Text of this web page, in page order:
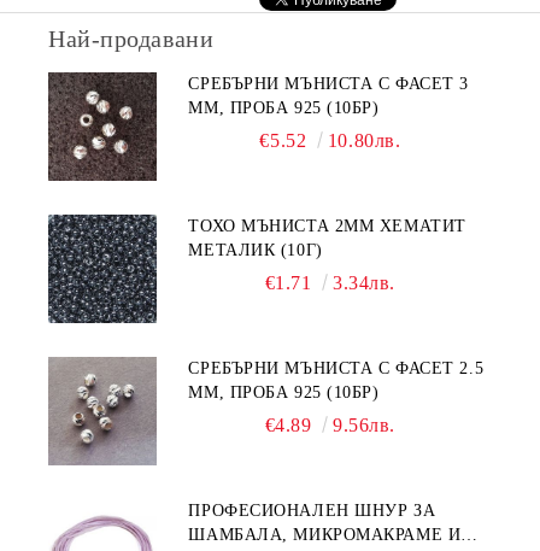
Най-продавани
СРЕБЪРНИ МЪНИСТА С ФАСЕТ 3
ММ, ПРОБА 925 (10БР)
€5.52 10.80лв.
ТОХО МЪНИСТА 2ММ ХЕМАТИТ
МЕТАЛИК (10Г)
€1.71 3.34лв.
СРЕБЪРНИ МЪНИСТА С ФАСЕТ 2.5
ММ, ПРОБА 925 (10БР)
€4.89 9.56лв.
ПРОФЕСИОНАЛЕН ШНУР ЗА
ШАМБАЛА, МИКРОМАКРАМЕ И